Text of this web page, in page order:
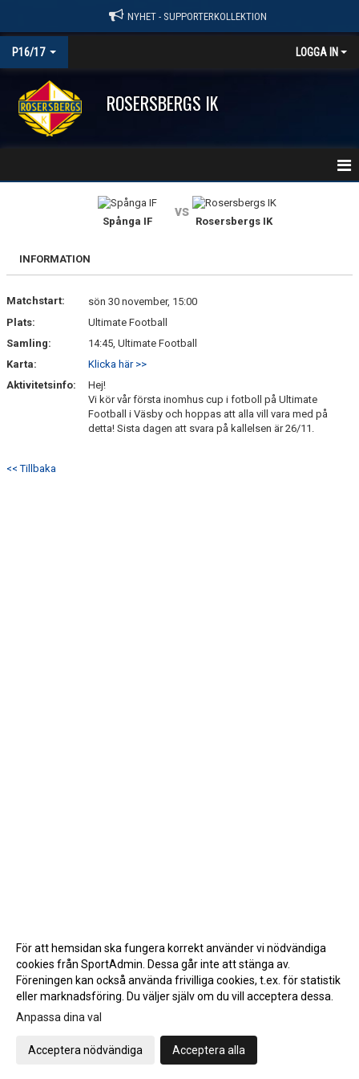
NYHET - SUPPORTERKOLLEKTION
P16/17 LOGGA IN
ROSERSBERGS IK
KALENDER
MATCHER
BILDGALLERI
Spånga IF
vs
Rosersbergs IK
INFORMATION
Matchstart:
sön 30 november, 15:00
Plats:
Ultimate Football
Samling:
14:45, Ultimate Football
Karta:
Klicka här >>
Aktivitetsinfo:
Hej!
Vi kör vår första inomhus cup i fotboll på Ultimate
Football i Väsby och hoppas att alla vill vara med på
detta! Sista dagen att svara på kallelsen är 26/11.
<< Tillbaka
Gå till Webbversion
För att hemsidan ska fungera korrekt använder vi nödvändiga
cookies från SportAdmin. Dessa går inte att stänga av.
Föreningen kan också använda frivilliga cookies, t.ex. för statistik
eller marknadsföring. Du väljer själv om du vill acceptera dessa.
Anpassa dina val
Acceptera nödvändiga Acceptera alla